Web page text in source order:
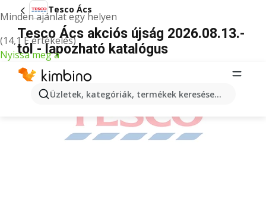
Minden ajánlat egy helyen
(14,1 E értékelés)
Nyissa meg a
Üzletek, kategóriák, termékek keresése...
Tesco Ács
Tesco Ács akciós újság 2026.08.13.-
tól - lapozható katalógus